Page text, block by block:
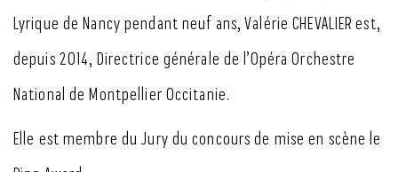
Lyrique de Nancy pendant neuf ans, Valérie CHEVALIER est,
depuis 2014, Directrice générale de l’Opéra Orchestre
National de Montpellier Occitanie.
Elle est membre du Jury du concours de mise en scène le